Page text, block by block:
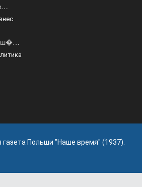
Польши "Наше время" (1937).